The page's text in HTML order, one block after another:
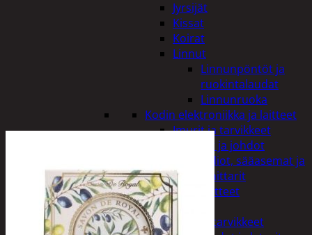
Jyrsijät
Kissat
Koirat
Linnut
Linnunpöntöt ja
ruokintalaudat
Linnunruoka
Kodin elektroniikka ja laitteet
Imurit ja tarvikkeet
Kaapelit ja johdot
Kelloradiot, sääasemat ja
lämpömittarit
Oheislaitteet
Paristot
Puhelintarvikkeet